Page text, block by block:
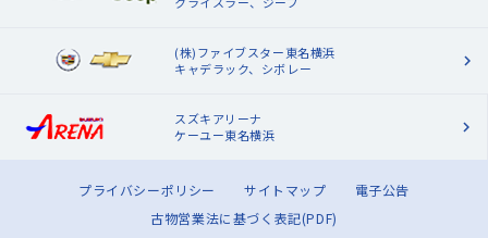
(株)ファイブスター東名横浜
キャデラック、シボレー
スズキアリーナ
ケーユー東名横浜
プライバシーポリシー サイトマップ
電子公告
古物営業法に基づく表記(PDF)